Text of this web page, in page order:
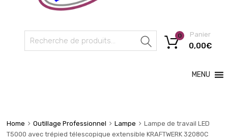
Recherche
Panier
0,00€
0
MENU
Home Outillage Professionnel Lampe
Lampe de travail LED
T5000 avec trépied télescopique extensible KRAFTWERK 32080C